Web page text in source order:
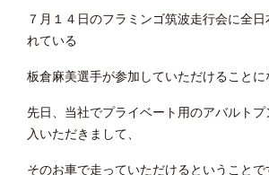
７月１４日のフラミンゴ筑波走行会に全
れている
板倉麻美選手が参加していただけることに
先日、当社でプライベート用のアバルト
入いただきまして、
そのお車で走っていただけるということで